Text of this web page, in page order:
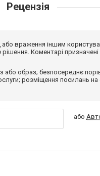
Рецензія
або враження іншим
Коментарі
або образ; безпосереднє
розміщення посилань
або